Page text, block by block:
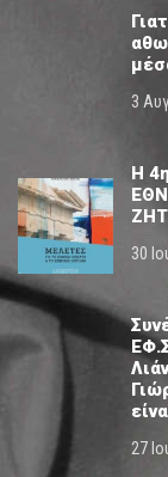
3
Η
30
27